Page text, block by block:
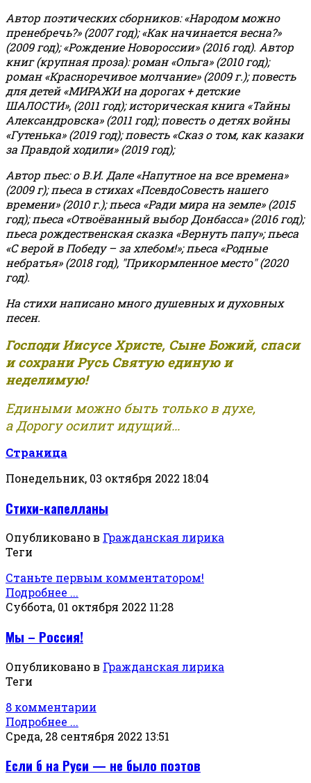
Автор поэтических сборников: «Народом можно
пренебречь?» (2007 год); «Как начинается весна?»
(2009 год); «Рождение Новороссии» (2016 год). Автор
книг (крупная проза): роман «Ольга» (2010 год);
роман «Красноречивое молчание» (2009 г.); повесть
для детей «МИРАЖИ на дорогах + детские
ШАЛОСТИ», (2011 год); историческая книга «Тайны
Александровска» (2011 год); повесть о детях войны
«Гутенька» (2019 год); повесть «Сказ о том, как казаки
за Правдой ходили» (2019 год);
Автор пьес: о В.И. Дале «Напутное на все времена»
(2009 г); пьеса в стихах «ПсевдоСовесть нашего
времени» (2010 г.); пьеса «Ради мира на земле» (2015
год); пьеса «Отвоёванный выбор Донбасса» (2016 год);
пьеса рождественская сказка «Вернуть папу»; пьеса
«С верой в Победу – за хлебом!»;пьеса «Родные
небратья» (2018 год), "Прикормленное место" (2020
год).
На стихи написано много душевных и духовных
песен.
Господи Иисусе Христе, Сыне Божий, спаси
и сохрани Русь Святую единую и
неделимую!
Едиными можно быть только в духе,
а Дорогу осилит идущий...
Страница
Понедельник, 03 октября 2022 18:04
Стихи-капелланы
Опубликовано в Гражданская лирика
Теги
Станьте первым комментатором!
Подробнее ...
Суббота, 01 октября 2022 11:28
Мы – Россия!
Опубликовано в Гражданская лирика
Теги
8 комментарии
Подробнее ...
Среда, 28 сентября 2022 13:51
Если б на Руси — не было поэтов